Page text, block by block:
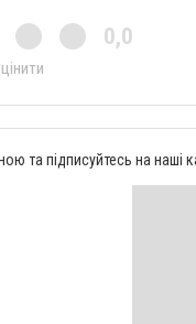
0,0
та підписуйтесь на наші